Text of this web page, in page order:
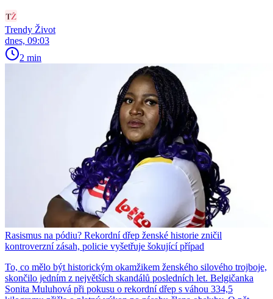
Trendy Život
dnes, 09:03
2 min
Rasismus na pódiu? Rekordní dřep ženské historie zničil
kontroverzní zásah, policie vyšetřuje šokující případ
To, co mělo být historickým okamžikem ženského silového trojboje,
skončilo jedním z největších skandálů posledních let. Belgičanka
Sonita Muluhová při pokusu o rekordní dřep s váhou 334,5